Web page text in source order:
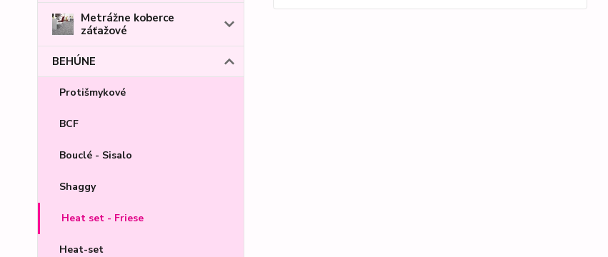
Metrážne koberce
záťažové
BEHÚNE
Protišmykové
BCF
Bouclé - Sisalo
Shaggy
Heat set - Friese
Heat-set